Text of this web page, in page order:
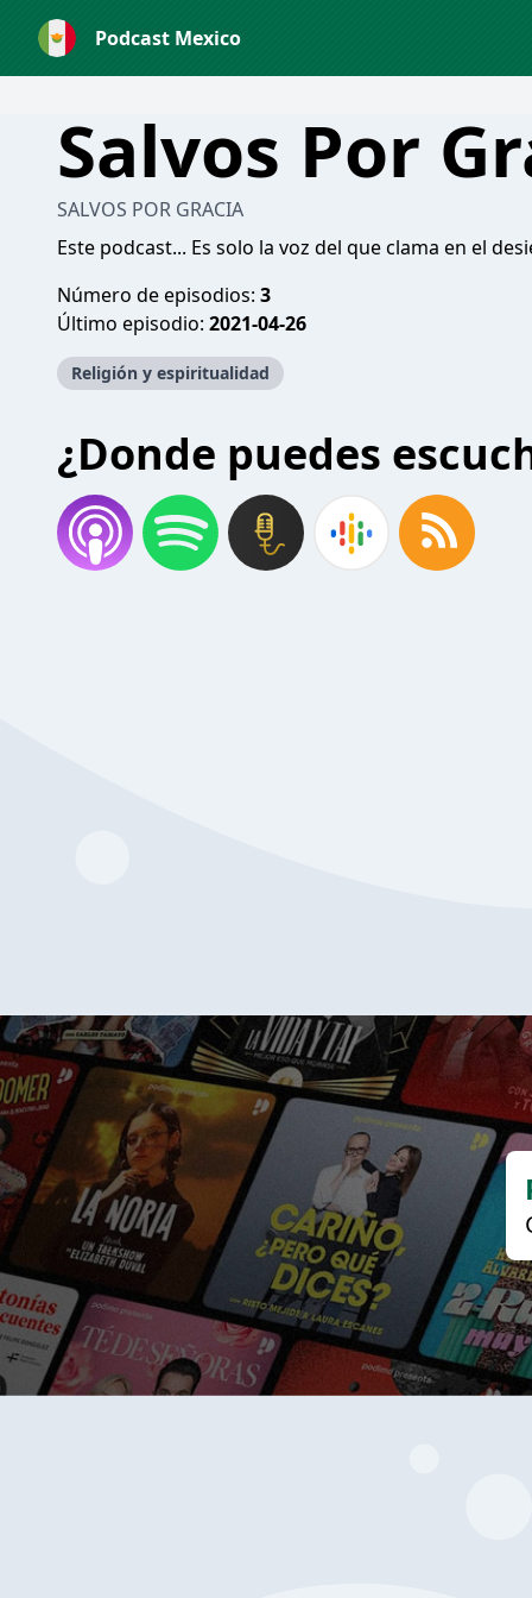
Podcast Mexico
Salvos Por
SALVOS POR GRACIA
Este podcast... Es solo la voz del que clama en el
Número de episodios: 3
Último episodio: 2021-04-26
Religión y espiritualidad
¿Donde puedes